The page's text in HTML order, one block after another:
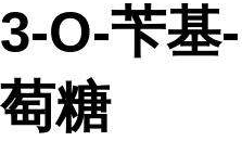
3-O-苄基
萄糖